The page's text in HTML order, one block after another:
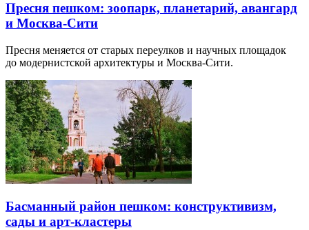
Пресня пешком: зоопарк, планетарий, авангард
и Москва-Сити
Пресня меняется от старых переулков и научных площадок
до модернистской архитектуры и Москва-Сити.
Басманный район пешком: конструктивизм,
сады и арт-кластеры